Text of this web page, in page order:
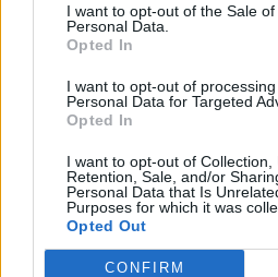
I want to opt-out of the Sale of
Personal Data.
Opted In
I want to opt-out of
Personal Data for Targeted
Opted In
I want to opt-out of Collection,
Retention, Sale, and/or
Personal Data that Is
Purposes for which it was
Opted Out
CONFIRM
A jövő hadseregét építi
sivatagban - De
Két napja lángol az
finomítója, készül a
erődvárosért - Híreink
csütörtökön
Tisza-kormány: közel
indul, energetikai